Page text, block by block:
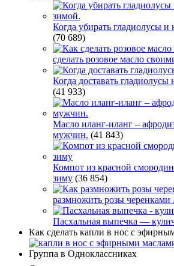
Когда убирать гладиолусы и
(70 689)
сделать розовое масло
Когда доставать
(41 933)
Масло иланг-иланг –
мужчин. (41 843)
Компот из красной
зиму (36 854)
размножить розы черенками
Пасхальная выпечка —
Как сделать капли в нос с
Группа в Одноклассниках